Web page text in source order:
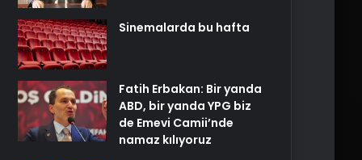
Sinemalarda bu hafta
Fatih Erbakan: Bir yanda
ABD, bir yanda YPG biz
de Emevi Camii’nde
namaz kılıyoruz